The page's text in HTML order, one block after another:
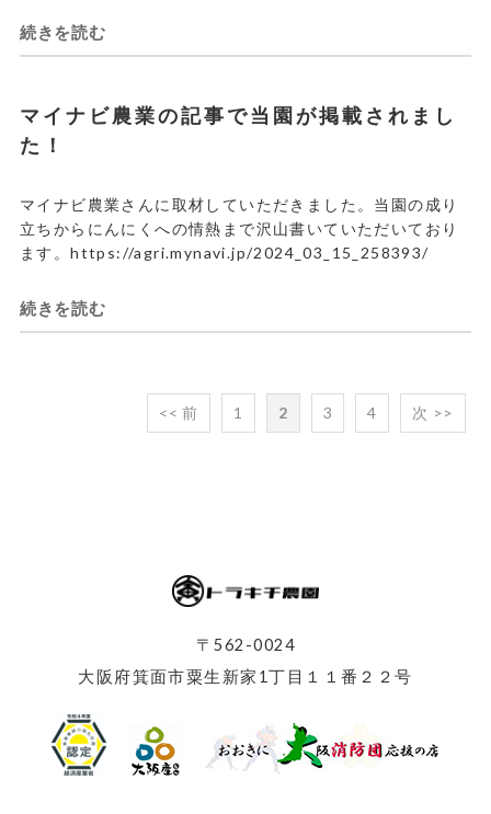
続きを読む
マイナビ農業の記事で当園が掲載されまし
た！
マイナビ農業さんに取材していただきました。当園の成り
立ちからにんにくへの情熱まで沢山書いていただいており
ます。https://agri.mynavi.jp/2024_03_15_258393/
続きを読む
<< 前 1 2 3 4 次 >>
〒562-0024
大阪府箕面市粟生新家1丁目１１番２２号